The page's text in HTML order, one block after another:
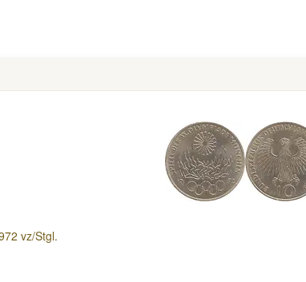
vz/Stgl.